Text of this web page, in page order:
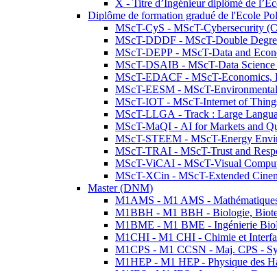
X - Titre d’Ingénieur diplômé de
Diplôme de formation gradué de l'Ecole
MScT-CyS - MScT-Cybersecurity
MScT-DDDF - MScT-Double
MScT-DEPP - MScT-Data and
MScT-DSAIB - MScT-Data
MScT-EDACF - MScT-Economics,
MScT-EESM - MScT-
MScT-IOT - MScT-Internet of
MScT-LLGA - Track : Large
MScT-MaQI - AI for Markets and
MScT-STEEM - MScT-Energy
MScT-TRAI - MScT-Trust and
MScT-ViCAI - MScT-Visual
MScT-XCin - MScT-Extended
Master (DNM)
M1AMS - M1 AMS -
M1BBH - M1 BBH - Biologie,
M1BME - M1 BME - Ingénierie
M1CHI - M1 CHI - Chimie et
M1CPS - M1 CCSN - Maj. CPS -
M1HEP - M1 HEP - Physique des